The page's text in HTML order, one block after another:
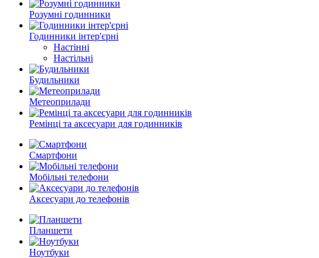
Розумні годинники
Годинники інтер'єрні
Настінні
Настільні
Будильники
Метеоприлади
Ремінці та аксесуари для годинників
Смартфони
Мобільні телефони
Аксесуари до телефонів
Планшети
Ноутбуки